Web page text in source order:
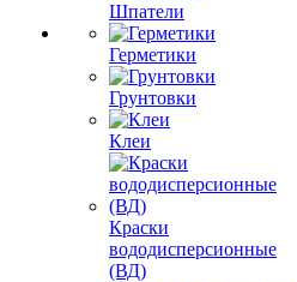
Шпатели
Герметики
Грунтовки
Клеи
Краски
вододисперсионные
(ВД)